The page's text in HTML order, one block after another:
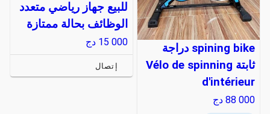
spining bike دراجة
ثابتة Vélo de spinning
d'intérieur
88 000 دج
للبيع جهاز رياضي متعدد
الوظائف بحالة ممتازة
15 000 دج
إتصال